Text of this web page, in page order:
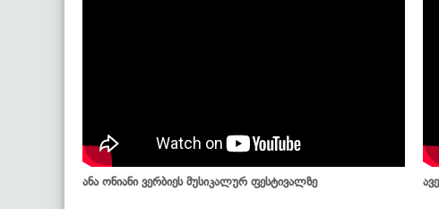
ანა ონიანი ვერბიეს მუსიკალურ ფესტივალზე